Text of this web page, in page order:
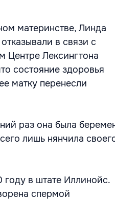
материнстве, Линда
в связи с
Центре Лексингтона
состояние здоровья
матку перенесли
раз она была
лишь нянчила
году в штате Иллинойс.
спермой